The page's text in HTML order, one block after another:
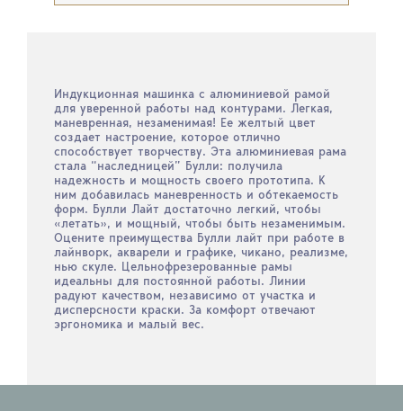
Индукционная машинка с алюминиевой рамой
для уверенной работы над контурами. Легкая,
маневренная, незаменимая! Ее желтый цвет
создает настроение, которое отлично
способствует творчеству. Эта алюминиевая рама
стала “наследницей” Булли: получила
надежность и мощность своего прототипа. К
ним добавилась маневренность и обтекаемость
форм. Булли Лайт достаточно легкий, чтобы
«летать», и мощный, чтобы быть незаменимым.
Оцените преимущества Булли лайт при работе в
лайнворк, акварели и графике, чикано, реализме,
нью скуле. Цельнофрезерованные рамы
идеальны для постоянной работы. Линии
радуют качеством, независимо от участка и
дисперсности краски. За комфорт отвечают
эргономика и малый вес.